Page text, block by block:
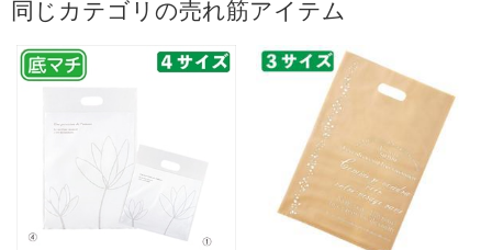
同じカテゴリの売れ筋アイテム